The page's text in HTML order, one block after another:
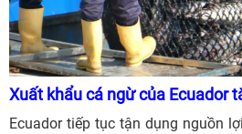
Xuất khẩu cá ngừ của Ecuador
Ecuador tiếp tục tận dụng nguồn